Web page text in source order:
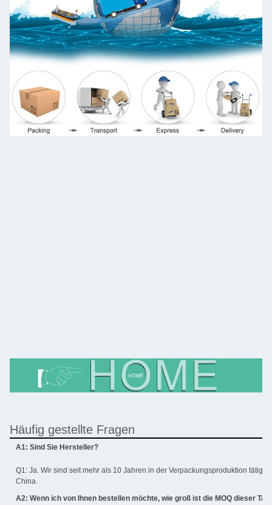
Häufig gestellte Fragen
A1: Sind Sie Hersteller?
Q1: Ja. Wir sind seit mehr als 10 Jahren in der Verpackungsproduktion tätig.
China.
A2: Wenn ich von Ihnen bestellen möchte, wie groß ist die MOQ dieser